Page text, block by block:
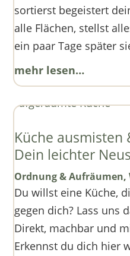
sortierst begeistert
alle Flächen, stellst
ein paar Tage später
mehr lesen…
Küche ausmisten
Dein leichter
Ordnung & Aufräumen,
Du willst eine Küche,
gegen dich? Lass uns
Direkt, machbar und
Erkennst du dich hier